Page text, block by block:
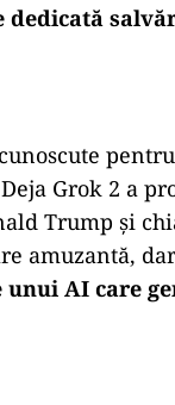
dedicată
Grok 2 a
Trump și
amuzantă,
AI care